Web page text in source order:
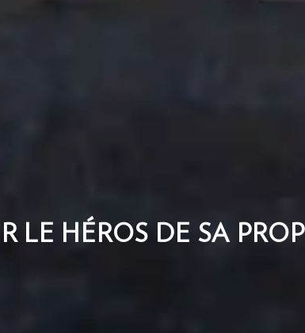
LE HÉROS DE SA